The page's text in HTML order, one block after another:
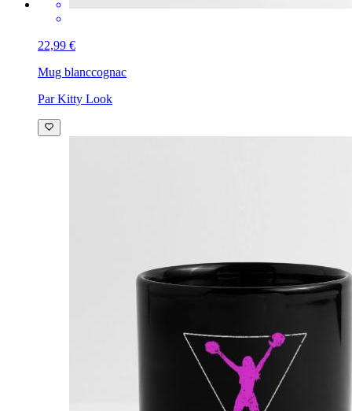
22,99 €
Mug blanccognac
Par Kitty Look